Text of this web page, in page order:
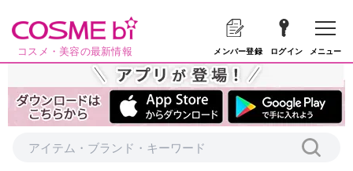
コスメ・美容の最新情報 メンバー登録 ログイン メニュー